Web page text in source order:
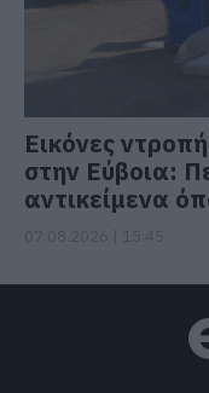
Εικόνες
στην Εύβοια:
αντικείμενα